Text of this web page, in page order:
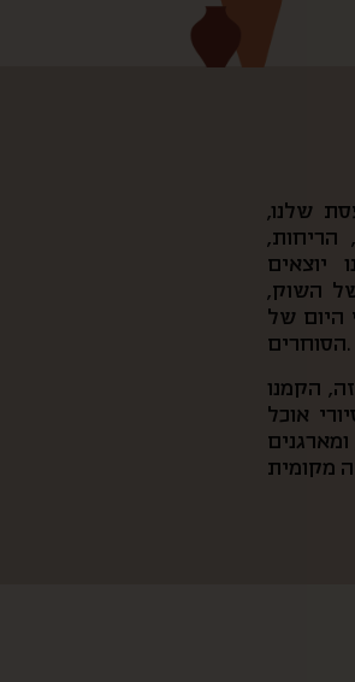
שלנו,
יוצאים
השוק,
היום של
הקמנו
אוכל